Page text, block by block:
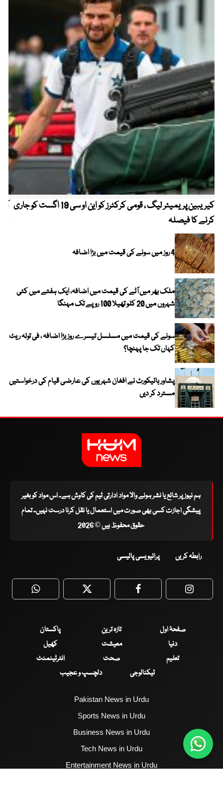
کیریبین پریمیئر لیگ ، قومی کرکٹرز کو این او سی 19 اگست کو جاری
کرنے کا فیصلہ
4 روز میں سونے کی قیمت میں بڑا اضافہ
ملک بھر میں آٹے کی قیمت میں اضافہ، ایک ہفتے میں کئی
شہروں میں 20 کلو تھیلا 100 روپے تک مہنگا
سونے کی قیمت میں مسلسل تیسرے روز بڑا اضافہ ، فی تولہ ریٹ
کہاں تک جا پہنچا؟
پشاور ہائیکورٹ نے افغان شہریوں کی عارضی قیام کی درخواستیں
مسترد کر دیں
ہم نیوز پر شائع یا نشر ہونے والا مواد ادارتی ٹیم کی کاوش ہے۔ اس مواد کو بغیر
پیشگی اجازت کسی بھی صورت میں استعمال یا نقل کرنا درست نہیں۔ تمام
حقوق محفوظ ہیں © 2026
رابطہ کریں پرائیویسی پالیسی
WhatsApp Twitter Facebook
صفحۂ اول تازہ ترین
پاکستان
دنیا
معیشت
کھیل
تعلیم
صحت
انٹرٹینمنٹ
ٹیکنالوجی
دلچسپ و عجیب
Pakistan News in Urdu
Sports News in Urdu
Business News in Urdu
Tech News in Urdu
Entertainment News in Urdu